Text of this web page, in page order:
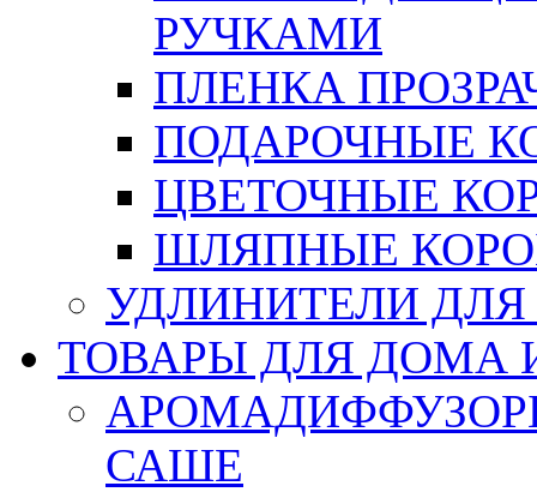
РУЧКАМИ
ПЛЕНКА
ПОДАРОЧНЫЕ
ЦВЕТОЧНЫЕ
ШЛЯПНЫЕ
УДЛИНИТЕЛИ
ТОВАРЫ ДЛЯ ДОМА
САШЕ